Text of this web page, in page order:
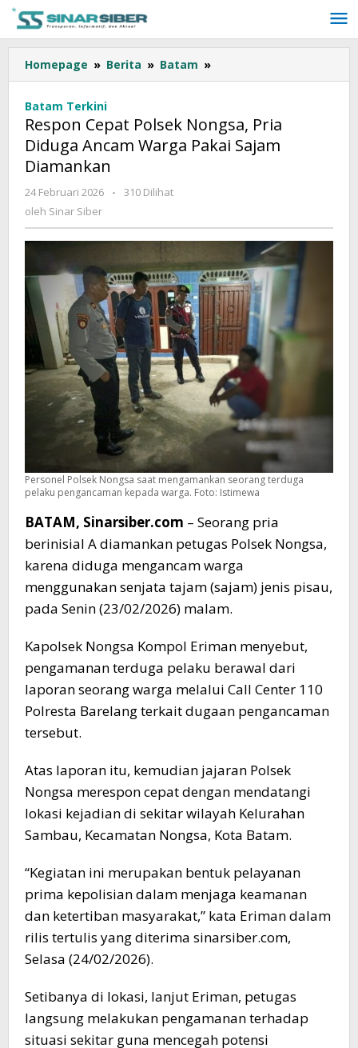
Lewati
konten
Homepage » Berita » Batam »
Cepat
Pria
Diduga
Diamankan
Batam Terkini
Respon Cepat Polsek Nongsa, Pria
Diduga Ancam Warga Pakai Sajam
Diamankan
24 Februari 2026
oleh
-
310 Dilihat
oleh Sinar Siber
Personel Polsek Nongsa saat mengamankan seorang terduga
pelaku pengancaman kepada warga. Foto: Istimewa
BATAM, Sinarsiber.com – Seorang pria
berinisial A diamankan petugas Polsek Nongsa,
karena diduga mengancam warga
menggunakan senjata tajam (sajam) jenis pisau,
pada Senin (23/02/2026) malam.
Kapolsek Nongsa Kompol Eriman menyebut,
pengamanan terduga pelaku berawal dari
laporan seorang warga melalui Call Center 110
Polresta Barelang terkait dugaan pengancaman
tersebut.
Atas laporan itu, kemudian jajaran Polsek
Nongsa merespon cepat dengan mendatangi
lokasi kejadian di sekitar wilayah Kelurahan
Sambau, Kecamatan Nongsa, Kota Batam.
“Kegiatan ini merupakan bentuk pelayanan
prima kepolisian dalam menjaga keamanan
dan ketertiban masyarakat,” kata Eriman dalam
rilis tertulis yang diterima sinarsiber.com,
Selasa (24/02/2026).
Setibanya di lokasi, lanjut Eriman, petugas
langsung melakukan pengamanan terhadap
situasi sekitar guna mencegah potensi